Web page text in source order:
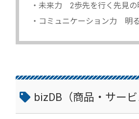
・未来力 2歩先を行く先見
・コミュニケーション力 明
bizDB（商品・サービ